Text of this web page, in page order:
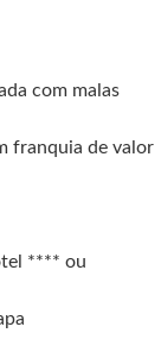
com malas
franquia de valor
**** ou